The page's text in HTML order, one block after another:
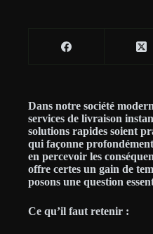
Dans notre société
services de livraison
solutions rapides soient
qui façonne
en percevoir les
offre certes un gain de
posons une question
Ce qu’il faut retenir :